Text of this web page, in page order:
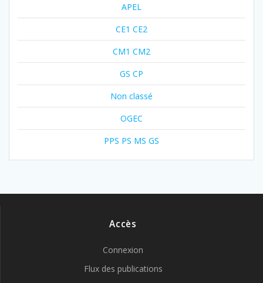
APEL
CE1 CE2
CM1 CM2
GS CP
Non classé
OGEC
PPS PS MS GS
Accès
Connexion
Flux des publications